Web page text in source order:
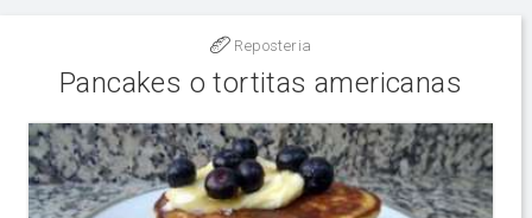
Reposteria
Pancakes o tortitas americanas